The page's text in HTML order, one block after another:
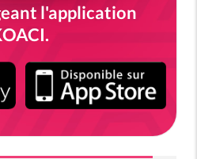
l'application